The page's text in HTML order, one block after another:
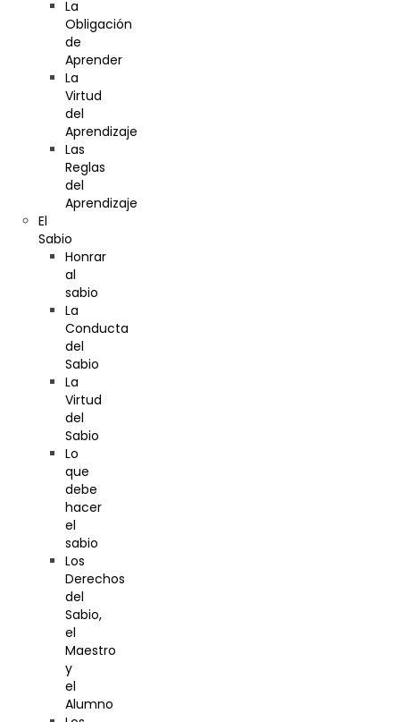
La
Obligación
de
Aprender
La
Virtud
del
Aprendizaje
Las
Reglas
del
Aprendizaje
El
Sabio
Honrar
al
sabio
La
Conducta
del
Sabio
La
Virtud
del
Sabio
Lo
que
debe
hacer
el
sabio
Los
Derechos
del
Sabio,
el
Maestro
y
el
Alumno